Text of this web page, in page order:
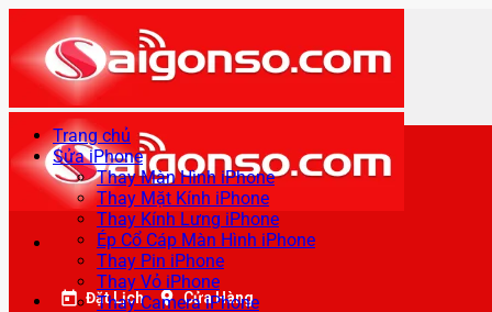
qua
nội
dung
Đặt Lịch Cửa Hàng
Trang chủ
Sửa iPhone
Thay Màn Hình iPhone
Thay Mặt Kính iPhone
Thay Kính Lưng iPhone
Ép Cổ Cáp Màn Hình iPhone
Thay Pin iPhone
Thay Vỏ iPhone
Thay Camera iPhone